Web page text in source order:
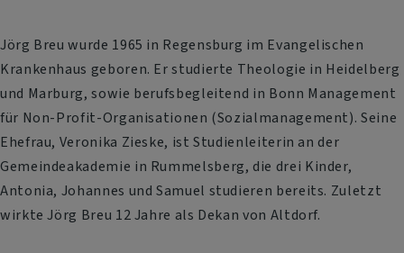
Jörg Breu wurde 1965 in Regensburg im Evangelischen
Krankenhaus geboren. Er studierte Theologie in Heidelberg
und Marburg, sowie berufsbegleitend in Bonn Management
für Non-Profit-Organisationen (Sozialmanagement). Seine
Ehefrau, Veronika Zieske, ist Studienleiterin an der
Gemeindeakademie in Rummelsberg, die drei Kinder,
Antonia, Johannes und Samuel studieren bereits. Zuletzt
wirkte Jörg Breu 12 Jahre als Dekan von Altdorf.